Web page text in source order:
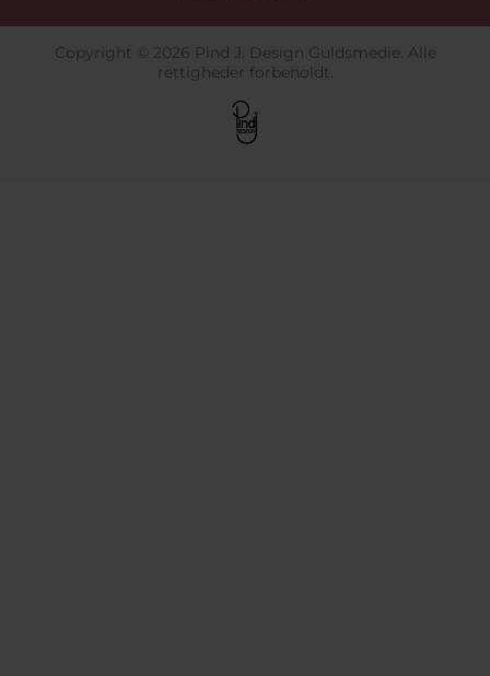
Copyright © 2026 Pind J. Design Guldsmedie. Alle
rettigheder forbeholdt.